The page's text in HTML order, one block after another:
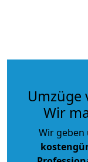
Umzüge
Wir
Wir geben